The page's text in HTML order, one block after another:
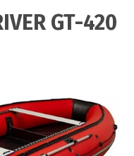
GT-420